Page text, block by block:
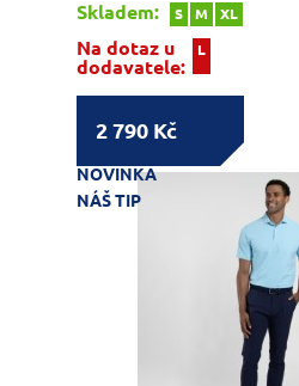
Skladem:
S M XL
Na dotaz u
dodavatele:
L
2 790 Kč
NOVINKA
NÁŠ TIP